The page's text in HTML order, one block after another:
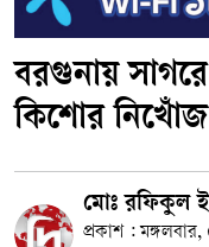
বরগুনায়
কিশোর নিখোঁজ
মোঃ রফিকুল
প্রকাশ :